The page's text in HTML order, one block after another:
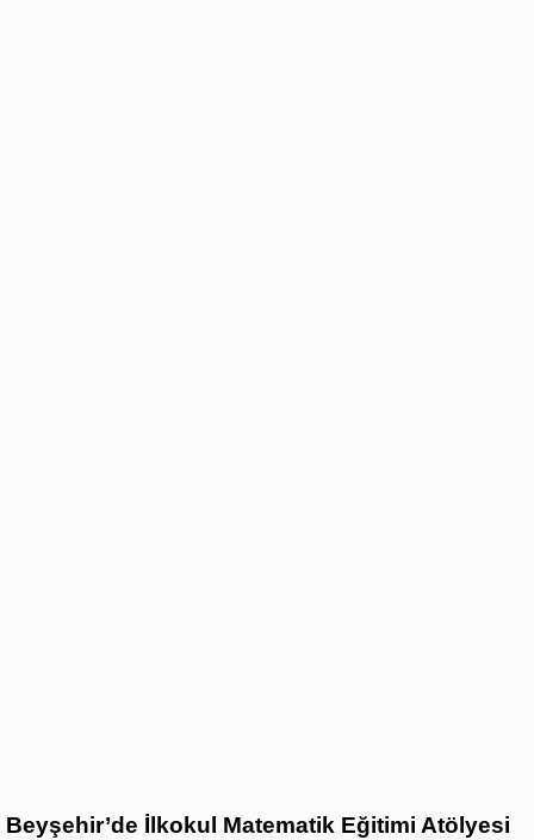
Beyşehir’de İlkokul Matematik Eğitimi Atölyesi